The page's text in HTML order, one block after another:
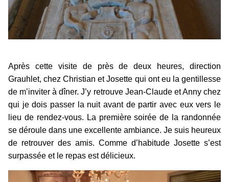
Après cette visite de près de deux heures, direction
Grauhlet, chez Christian et Josette qui ont eu la gentillesse
de m’inviter à dîner. J’y retrouve Jean-Claude et Anny chez
qui je dois passer la nuit avant de partir avec eux vers le
lieu de rendez-vous. La première soirée de la randonnée
se déroule dans une excellente ambiance. Je suis heureux
de retrouver des amis. Comme d’habitude Josette s’est
surpassée et le repas est délicieux.